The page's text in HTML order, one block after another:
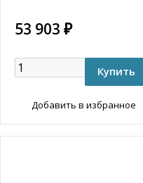
53 903 ₽
Добавить в избранное